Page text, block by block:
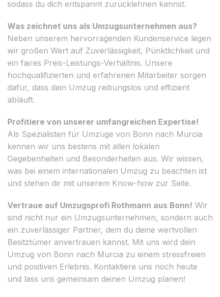
sodass du dich entspannt zurücklehnen kannst.
Was zeichnet uns als Umzugsunternehmen aus?
Neben unserem hervorragenden Kundenservice legen
wir großen Wert auf Zuverlässigkeit, Pünktlichkeit und
ein faires Preis-Leistungs-Verhältnis. Unsere
hochqualifizierten und erfahrenen Mitarbeiter sorgen
dafür, dass dein Umzug reibungslos und effizient
abläuft.
Profitiere von unserer umfangreichen Expertise!
Als Spezialisten für Umzüge von Bonn nach Murcia
kennen wir uns bestens mit allen lokalen
Gegebenheiten und Besonderheiten aus. Wir wissen,
was bei einem internationalen Umzug zu beachten ist
und stehen dir mit unserem Know-how zur Seite.
Vertraue auf Umzugsprofi Rothmann aus Bonn! Wir
sind nicht nur ein Umzugsunternehmen, sondern auch
ein zuverlässiger Partner, dem du deine wertvollen
Besitztümer anvertrauen kannst. Mit uns wird dein
Umzug von Bonn nach Murcia zu einem stressfreien
und positiven Erlebnis. Kontaktiere uns noch heute
und lass uns gemeinsam deinen Umzug planen!